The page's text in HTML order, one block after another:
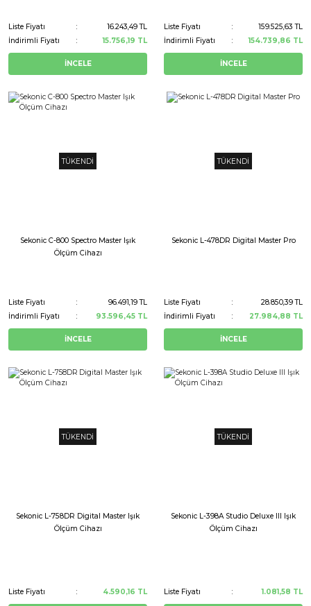
Liste Fiyatı
16.243,49 TL
İndirimli Fiyatı
15.756,19 TL
İNCELE
Liste Fiyatı
159.525,63 TL
İndirimli Fiyatı
154.739,86 TL
İNCELE
TÜKENDİ
Sekonic C-800 Spectro Master Işık
Ölçüm Cihazı
Liste Fiyatı
96.491,19 TL
İndirimli Fiyatı
93.596,45 TL
İNCELE
TÜKENDİ
Sekonic L-478DR Digital Master Pro
Liste Fiyatı
28.850,39 TL
İndirimli Fiyatı
27.984,88 TL
İNCELE
TÜKENDİ
Sekonic L-758DR Digital Master Işık
Ölçüm Cihazı
Liste Fiyatı 4.590,16 TL
TÜKENDİ
Sekonic L-398A Studio Deluxe III Işık
Ölçüm Cihazı
Liste Fiyatı 1.081,58 TL